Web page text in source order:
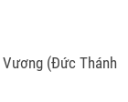
(Đức Thánh